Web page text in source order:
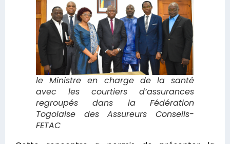
le Ministre en charge de la santé
avec les courtiers d’assurances
regroupés dans la Fédération
Togolaise des Assureurs Conseils-
FETAC